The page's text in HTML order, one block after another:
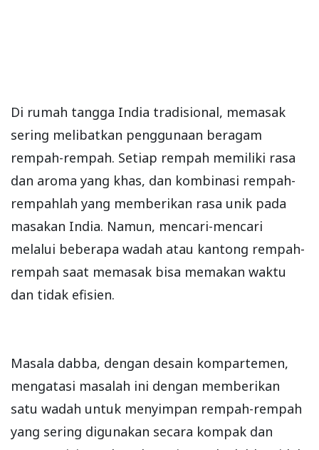
Di rumah tangga India tradisional, memasak
sering melibatkan penggunaan beragam
rempah-rempah. Setiap rempah memiliki rasa
dan aroma yang khas, dan kombinasi rempah-
rempahlah yang memberikan rasa unik pada
masakan India. Namun, mencari-mencari
melalui beberapa wadah atau kantong rempah-
rempah saat memasak bisa memakan waktu
dan tidak efisien.
Masala dabba, dengan desain kompartemen,
mengatasi masalah ini dengan memberikan
satu wadah untuk menyimpan rempah-rempah
yang sering digunakan secara kompak dan